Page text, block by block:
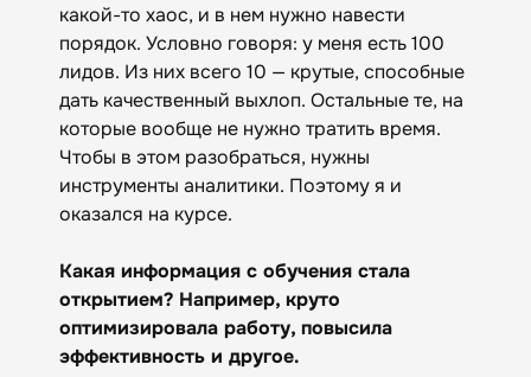
какой-то хаос, и в нем нужно навести
порядок. Условно говоря: у меня есть 100
лидов. Из них всего 10 — крутые, способные
дать качественный выхлоп. Остальные те, на
которые вообще не нужно тратить время.
Чтобы в этом разобраться, нужны
инструменты аналитики. Поэтому я и
оказался на курсе.
Какая информация с обучения стала
открытием? Например, круто
оптимизировала работу, повысила
эффективность и другое.